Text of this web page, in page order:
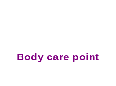
Body care point